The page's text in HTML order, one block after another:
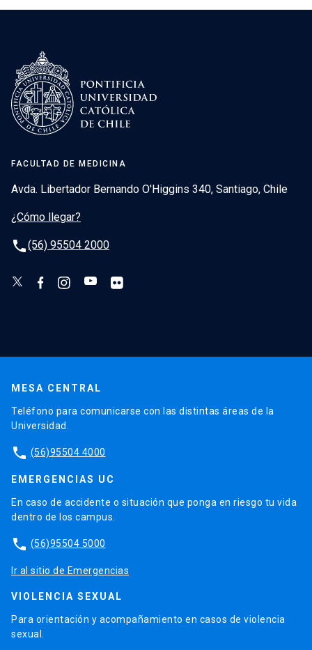
FACULTAD DE MEDICINA
Avda. Libertador Bernando O'Higgins 340, Santiago, Chile
¿Cómo llegar?
phone(56) 95504 2000
MESA CENTRAL
Teléfono para comunicarse con las distintas áreas de la
Universidad.
phone (56)95504 4000
EMERGENCIAS UC
En caso de accidente o situación que ponga en riesgo tu vida
dentro de los campus.
phone (56)95504 5000
Ir al sitio de Emergencias
VIOLENCIA SEXUAL
Para orientación y acompañamiento en casos de violencia
sexual.